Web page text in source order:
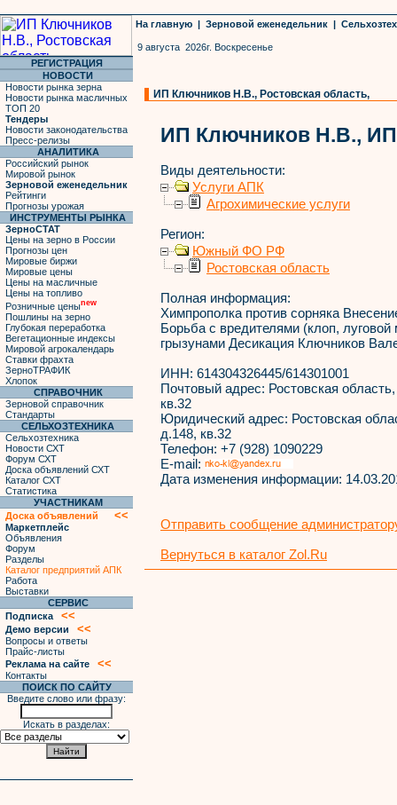
На главную | Зерновой еженедельник |
9 августа 2026г. Воскресенье
РЕГИСТРАЦИЯ
НОВОСТИ
Новости рынка зерна
Новости рынка масличных
ТОП 20
Тендеры
Новости законодательства
Пресс-релизы
АНАЛИТИКА
Российский рынок
Мировой рынок
Зерновой еженедельник
Рейтинги
Прогнозы урожая
ИНСТРУМЕНТЫ РЫНКА
ЗерноСТАТ
Цены на зерно в России
Прогнозы цен
Мировые биржи
Мировые цены
Цены на масличные
Цены на топливо
Розничные ценыnew
Пошлины на зерно
Глубокая переработка
Вегетационные индексы
Мировой агрокалендарь
Ставки фрахта
ЗерноТРАФИК
Хлопок
СПРАВОЧНИК
Зерновой справочник
Стандарты
СЕЛЬХОЗТЕХНИКА
Сельхозтехника
Новости СХТ
Форум СХТ
Доска объявлений СХТ
Каталог СХТ
Статистика
УЧАСТНИКАМ
Доска объявлений
<<
Маркетплейс
Объявления
Форум
Разделы
Каталог предприятий АПК
Работа
Выставки
СЕРВИС
Подписка
<<
Демо версии <<
Вопросы и ответы
Прайс-листы
Реклама на сайте
<<
Контакты
ПОИСК ПО САЙТУ
Введите слово или фразу:
Искать в разделах:
ИП Ключников Н.В., Ростовская область,
ИП Ключников Н.В.,
Виды деятельности:
Услуги АПК
Агрохимические услуги
Регион:
Южный ФО РФ
Ростовская область
Полная информация:
Химпрополка против сорняка
Борьба с вредителями (клоп,
грызунами Десикация Ключников
ИНН: 614304326445/614301001
Почтовый адрес: Ростовская
кв.32
Юридический адрес: Ростовская
д.148, кв.32
Телефон: +7 (928) 1090229
E-mail:
Дата изменения информации:
Отправить сообщение
Вернуться в каталог Zol.Ru